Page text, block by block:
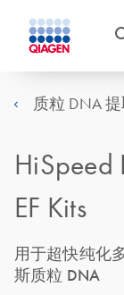
质粒 DNA 提
HiSpeed
EF Kits
用于超快纯化
斯质粒 DNA